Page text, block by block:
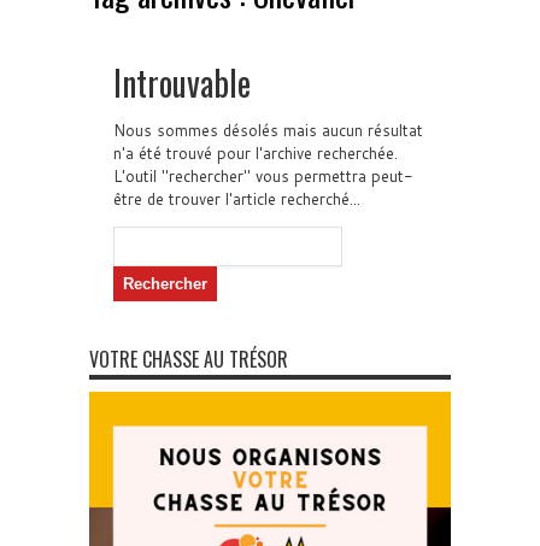
Introuvable
Nous sommes désolés mais aucun résultat
n'a été trouvé pour l'archive recherchée.
L'outil "rechercher" vous permettra peut-
être de trouver l'article recherché...
VOTRE CHASSE AU TRÉSOR